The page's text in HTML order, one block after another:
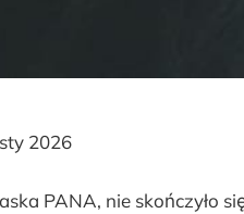
2026
PANA, nie skończyło